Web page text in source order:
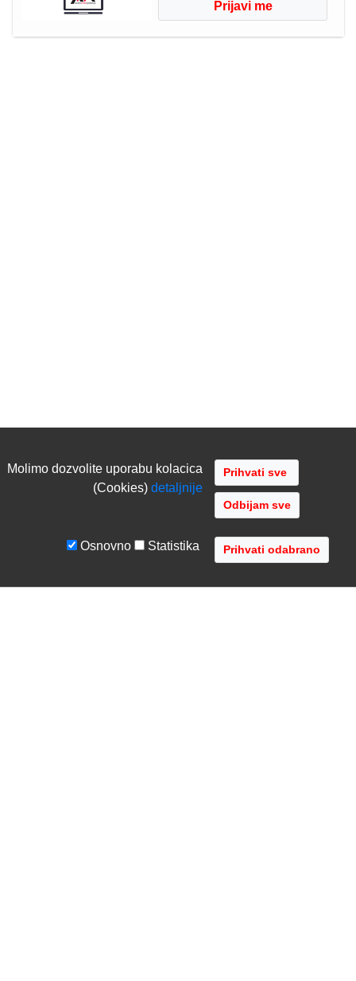
Prijavi me
Molimo dozvolite uporabu kolacica
(Cookies)detaljnije
Odbijam sve
Osnovno Statistika